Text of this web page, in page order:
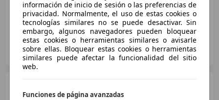
ORLANDO CARS
ES-46980 PATERNA
información de inicio de sesión o las preferencias de
privacidad. Normalmente, el uso de estas cookies o
tecnologías similares no se puede desactivar. Sin
embargo, algunos navegadores pueden bloquear
estas cookies o herramientas similares o avisarle
sobre ellas. Bloquear estas cookies o herramientas
similares puede afectar la funcionalidad del sitio
web.
Funciones de página avanzadas